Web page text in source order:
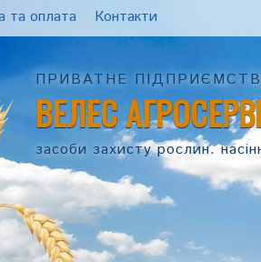
ПРИВАТНЕ
ВЕЛЕС
засоби захисту рослин.
та оплата Контакти